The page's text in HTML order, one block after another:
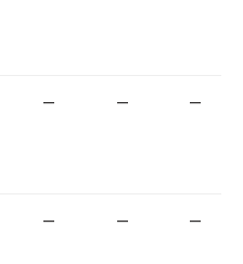
— — —
— — —